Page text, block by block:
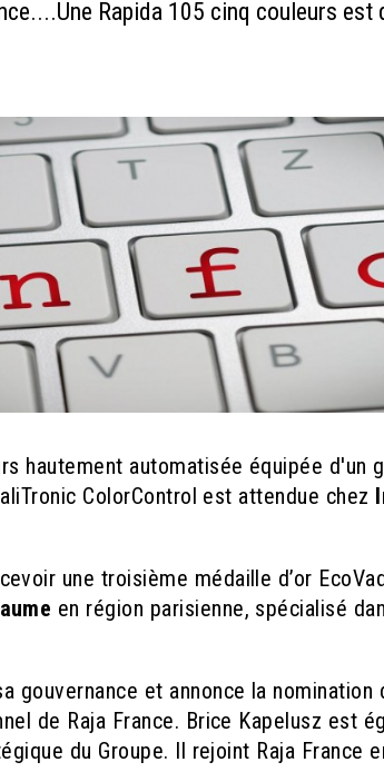
Rapida 105 cinq couleurs
hautement automatisée équipée d'un
ColorControl est attendue chez
une troisième médaille d’or
en région parisienne, spécialisé
gouvernance et annonce la
de Raja France. Brice Kapelusz est
du Groupe. Il rejoint Raja France